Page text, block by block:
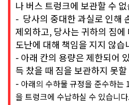
나 버스 트렁크에 보관할 수
- 당사의 중대한 과실로 인해
제외하고, 당사는 귀하의 짐에
도난에 대해 책임을 지지 않습
- 아래 칸의 용량은 제한되어
득 찼을 때 짐을 보관하지 못
- 아래의 수하물 규정을 준수하는
을 트렁크에 수납하실 수 있습니다.